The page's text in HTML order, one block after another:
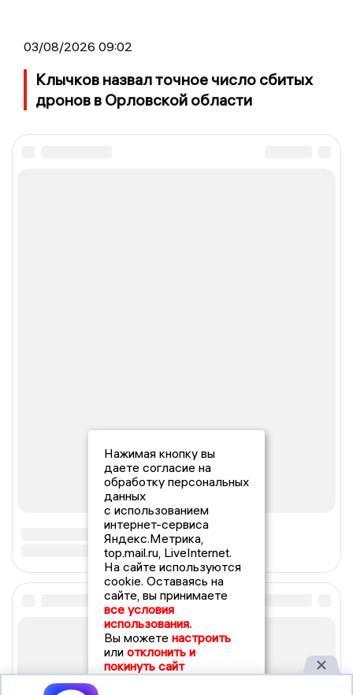
03/08/2026 09:02
Клычков назвал точное число сбитых
дронов в Орловской области
Нажимая кнопку вы
даете согласие на
обработку персональных
данных
с использованием
интернет-сервиса
Яндекс.Метрика,
top.mail.ru, LiveInternet.
На сайте используются
cookie. Оставаясь на
сайте, вы принимаете
все условия
использования.
Вы можете настроить
или отклонить и
покинуть сайт